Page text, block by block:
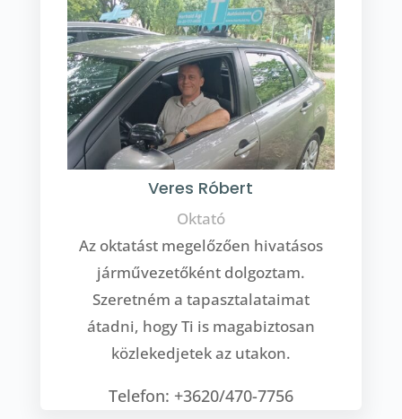
Veres Róbert
Oktató
Az oktatást megelőzően hivatásos
járművezetőként dolgoztam.
Szeretném a tapasztalataimat
átadni, hogy Ti is magabiztosan
közlekedjetek az utakon.
Telefon: +3620/470-7756